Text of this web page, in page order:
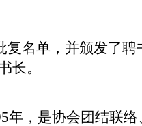
名单，并颁发了聘
长。
，是协会团结联络